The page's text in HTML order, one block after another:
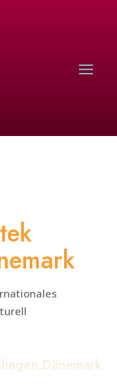
,Dänemark